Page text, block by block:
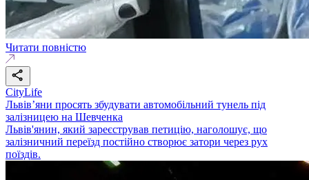
Читати повністю
CityLife
Львів’яни просять збудувати автомобільний тунель під
залізницею на Шевченка
Львів'янин, який зареєстрував петицію, наголошує, що
залізничний переїзд постійно створює затори через рух
поїздів.